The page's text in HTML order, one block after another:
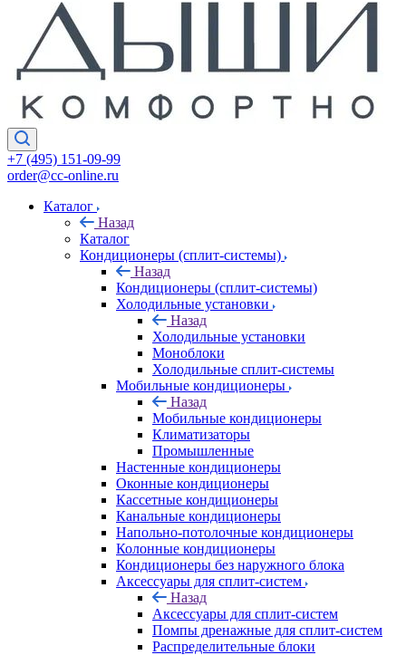
+7 (495) 151-09-99
order@cc-online.ru
Каталог
Назад
Каталог
Кондиционеры (сплит-системы)
Назад
Кондиционеры (сплит-системы)
Холодильные установки
Назад
Холодильные установки
Моноблоки
Холодильные сплит-системы
Мобильные кондиционеры
Назад
Мобильные кондиционеры
Климатизаторы
Промышленные
Настенные кондиционеры
Оконные кондиционеры
Кассетные кондиционеры
Канальные кондиционеры
Напольно-потолочные кондиционеры
Колонные кондиционеры
Кондиционеры без наружного блока
Аксессуары для сплит-систем
Назад
Аксессуары для сплит-систем
Помпы дренажные для сплит-систем
Распределительные блоки